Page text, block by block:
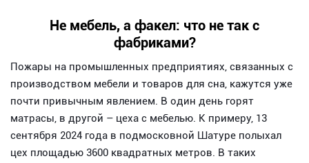
Не мебель, а факел: что не так с
фабриками?
Пожары на промышленных предприятиях, связанных с
производством мебели и товаров для сна, кажутся уже
почти привычным явлением. В один день горят
матрасы, в другой – цеха с мебелью. К примеру, 13
сентября 2024 года в подмосковной Шатуре полыхал
цех площадью 3600 квадратных метров. В таких